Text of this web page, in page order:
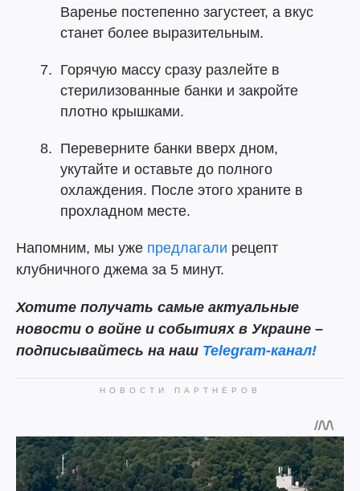
Варенье постепенно загустеет, а вкус
станет более выразительным.
Горячую массу сразу разлейте в
стерилизованные банки и закройте
плотно крышками.
Переверните банки вверх дном,
укутайте и оставьте до полного
охлаждения. После этого храните в
прохладном месте.
Напомним, мы уже предлагали рецепт
клубничного джема за 5 минут.
Хотите получать самые актуальные
новости о войне и событиях в Украине –
подписывайтесь на наш Telegram-канал!